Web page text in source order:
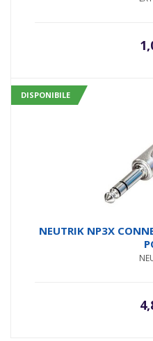
DISPONIBILE
NEUTRIK NP3X